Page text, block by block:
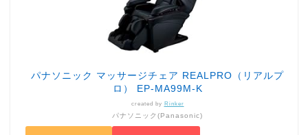
パナソニック マッサージチェア REALPRO（リアルプ
ロ） EP-MA99M-K
created by Rinker
パナソニック(Panasonic)